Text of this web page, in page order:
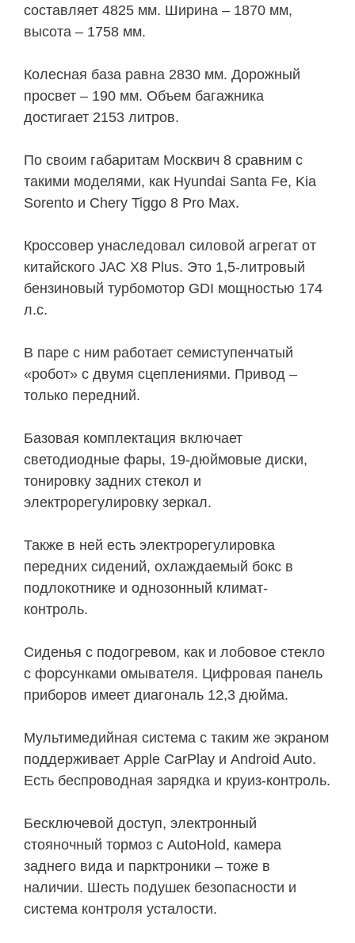
составляет 4825 мм. Ширина – 1870 мм,
высота – 1758 мм.
Колесная база равна 2830 мм. Дорожный
просвет – 190 мм. Объем багажника
достигает 2153 литров.
По своим габаритам Москвич 8 сравним с
такими моделями, как Hyundai Santa Fe, Kia
Sorento и Chery Tiggo 8 Pro Max.
Кроссовер унаследовал силовой агрегат от
китайского JAC X8 Plus. Это 1,5-литровый
бензиновый турбомотор GDI мощностью 174
л.с.
В паре с ним работает семиступенчатый
«робот» с двумя сцеплениями. Привод –
только передний.
Базовая комплектация включает
светодиодные фары, 19-дюймовые диски,
тонировку задних стекол и
электрорегулировку зеркал.
Также в ней есть электрорегулировка
передних сидений, охлаждаемый бокс в
подлокотнике и однозонный климат-
контроль.
Сиденья с подогревом, как и лобовое стекло
с форсунками омывателя. Цифровая панель
приборов имеет диагональ 12,3 дюйма.
Мультимедийная система с таким же экраном
поддерживает Apple CarPlay и Android Auto.
Есть беспроводная зарядка и круиз-контроль.
Бесключевой доступ, электронный
стояночный тормоз с AutoHold, камера
заднего вида и парктроники – тоже в
наличии. Шесть подушек безопасности и
система контроля усталости.